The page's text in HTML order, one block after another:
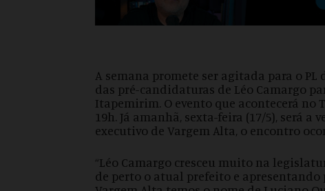
A semana promete ser agitada para o
das pré-candidaturas de Léo Camargo
Itapemirim. O evento que acontecerá no
19h. Já amanhã, sexta-feira (17/5), será
executivo de Vargem Alta, o encontro
“Léo Camargo cresceu muito na
de perto o atual prefeito e apresentando